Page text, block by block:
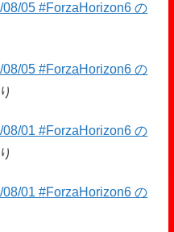
05 #ForzaHorizon6 の
05 #ForzaHorizon6 の
01 #ForzaHorizon6 の
01 #ForzaHorizon6 の